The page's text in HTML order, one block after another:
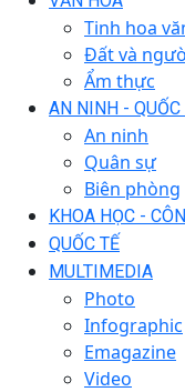
Tinh hoa
Đất và
Ẩm thực
AN NINH - QUỐC
An ninh
Quân sự
Biên phòng
KHOA HỌC -
QUỐC TẾ
MULTIMEDIA
Photo
Infographic
Emagazine
Video